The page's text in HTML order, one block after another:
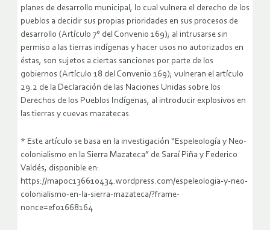
planes de desarrollo municipal, lo cual vulnera el derecho de los
pueblos a decidir sus propias prioridades en sus procesos de
desarrollo (Artículo 7° del Convenio 169); al intrusarse sin
permiso a las tierras indígenas y hacer usos no autorizados en
éstas, son sujetos a ciertas sanciones por parte de los
gobiernos (Artículo 18 del Convenio 169); vulneran el artículo
29.2 de la Declaración de las Naciones Unidas sobre los
Derechos de los Pueblos Indígenas, al introducir explosivos en
las tierras y cuevas mazatecas.
* Este artículo se basa en la investigación “Espeleología y Neo-
colonialismo en la Sierra Mazateca” de Saraí Piña y Federico
Valdés, disponible en:
https://mapoc136610434.wordpress.com/espeleologia-y-neo-
colonialismo-en-la-sierra-mazateca/?frame-
nonce=ef01668164